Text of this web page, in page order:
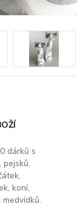
dárků s
pejsků,
koní,